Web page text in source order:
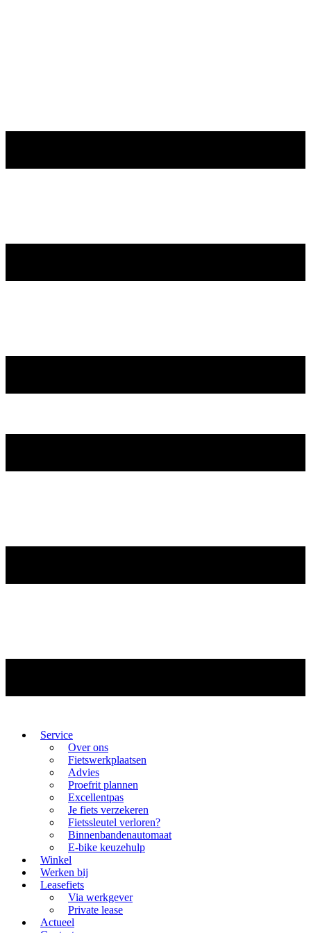
Service
Over ons
Fietswerkplaatsen
Advies
Proefrit plannen
Excellentpas
Je fiets verzekeren
Fietssleutel verloren?
Binnenbandenautomaat
E-bike keuzehulp
Winkel
Werken bij
Leasefiets
Via werkgever
Private lease
Actueel